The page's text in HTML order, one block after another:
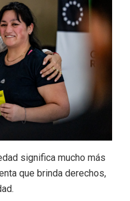
significa mucho más
que brinda derechos,